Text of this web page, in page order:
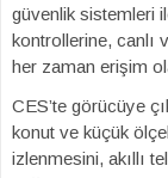
güvenlik sistemleri
kontrollerine, canlı
her zaman erişim
CES’te görücüye
konut ve küçük
izlenmesini, akıllı